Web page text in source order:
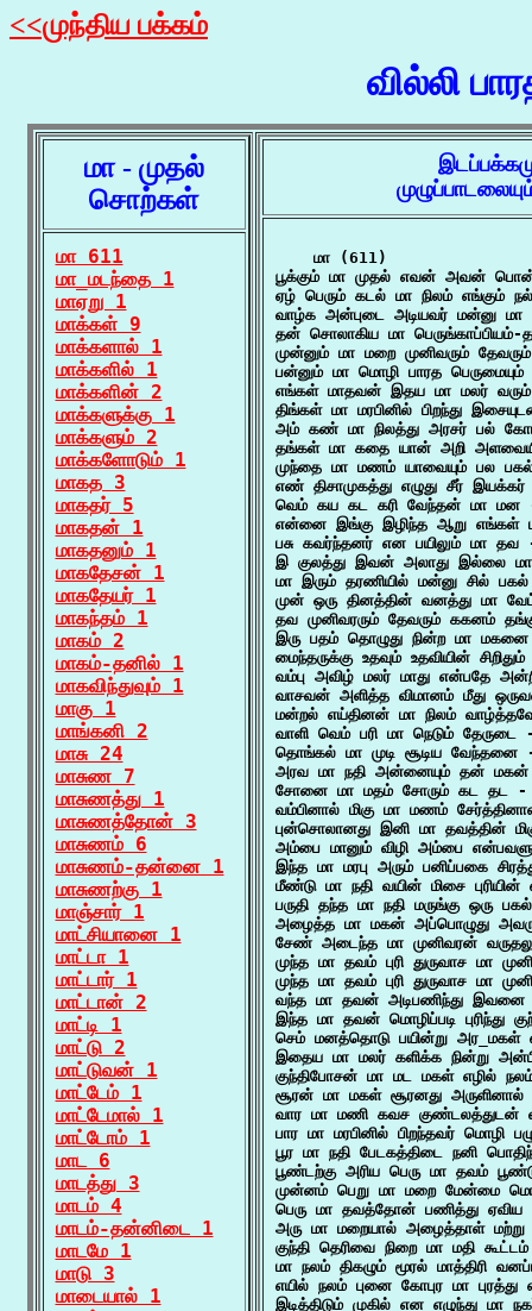
<<முந்திய பக்கம்
வில்லி
மா - முதல்
சொற்கள்
மா 611
மா_மடந்தை 1
மாஏறு 1
மாக்கள் 9
மாக்களால் 1
மாக்களில் 1
மாக்களின் 2
மாக்களுக்கு 1
மாக்களும் 2
மாக்களோடும் 1
மாகத 3
மாகதர் 5
மாகதன் 1
மாகதனும் 1
மாகதேசன் 1
மாகதேயர் 1
மாகந்தம் 1
மாகம் 2
மாகம்-தனில் 1
மாகவிந்துவும் 1
மாகு 1
மாங்கனி 2
மாசு 24
மாசுண 7
மாசுணத்து 1
மாசுணத்தோன் 3
மாசுணம் 6
மாசுணம்-தன்னை 1
மாசுணற்கு 1
மாஞ்சார் 1
மாட்சியானை 1
மாட்டா 1
மாட்டார் 1
மாட்டான் 2
மாட்டி 1
மாட்டு 2
மாட்டுவன் 1
மாட்டேம் 1
மாட்டேமால் 1
மாட்டோம் 1
மாட 6
மாடத்து 3
மாடம் 4
மாடம்-தன்னிடை 1
மாடமே 1
மாடு 3
மாடையால் 1
    மா (611)
பூக்கும் மா முதல் எவன் அவன் பொன்
ஏழ் பெரும் கடல் மா நிலம் எங்கும்
வாழ்க அன்புடை அடியவர் மன்னு மா
தன் சொலாகிய மா
முன்னும் மா மறை முனிவரும்
பன்னும் மா மொழி பாரத
எங்கள் மாதவன் இதய மா மலர்
திங்கள் மா மரபினில் பிறந்து
அம் கண் மா நிலத்து அரசர் பல்
தங்கள் மா கதை யான் அறி
முந்தை மா மணம் யாவையும் பல பகல்
எண் திசாமுகத்து எழுது சீர்
வெம் கய கட கரி வேந்தன் மா மன
என்னை இங்கு இழிந்த ஆறு எங்கள்
பசு கவர்ந்தனர் என பயிலும் மா தவ
இ குலத்து இவன் அலாது இல்லை
மா இரும் தரணியில் மன்னு சில்
முன் ஒரு தினத்தின் வனத்து மா
தவ முனிவரரும் தேவரும் ககனம்
இரு பதம் தொழுது நின்ற மா மகனை
மைந்தருக்கு உதவும் உதவியின்
வம்பு அவிழ் மலர் மாது என்பதே
வாசவன் அளித்த விமானம் மீது
மன்றல் எய்தினன் மா நிலம்
வாளி வெம் பரி மா நெடும் தேருடை
தொங்கல் மா முடி சூடிய வேந்தனை
அரவ மா நதி அன்னையும் தன் மகன்
சோனை மா மதம் சோரும் கட தட -
வம்பினால் மிகு மா மணம்
புன்சொலானது இனி மா தவத்தின்
அம்பை மானும் விழி அம்பை
இந்த மா மரபு அரும் பனிப்பகை
மீண்டு மா நதி வயின் மிசை
பருதி தந்த மா நதி மருங்கு ஒரு
அழைத்த மா மகன் அப்பொழுது
சேண் அடைந்த மா முனிவரன்
முந்த மா தவம் புரி துருவாச மா
முந்த மா தவம் புரி துருவாச மா
வந்த மா தவன் அடிபணிந்து இவனை
இந்த மா தவன் மொழிப்படி புரிந்து
செம் மனத்தொடு பயின்று
இதைய மா மலர் களிக்க நின்று
குந்திபோசன் மா மட மகள் எழில்
சூரன் மா மகள் சூரனது
வார மா மணி கவச குண்டலத்துடன்
பார மா மரபினில் பிறந்தவர் மொழி
பூர மா நதி பேடகத்திடை நனி
பூண்டற்கு அரிய பெரு மா தவம்
முன்னம் பெறு மா மறை மேன்மை
பெரு மா தவத்தோன் பணித்து
அரு மா மறையால் அழைத்தாள்
குந்தி தெரிவை நிறை மா மதி
மா நலம் திகழும் மூரல் மாத்திரி
எயில் நலம் புனை கோபுர மா
இடித்திடும் முகில் என எழுந்து மா